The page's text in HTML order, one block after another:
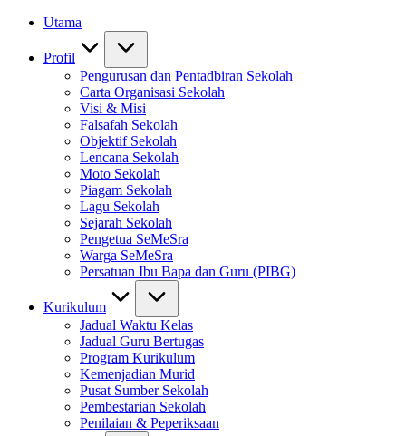
Utama
Profil
Pengurusan dan Pentadbiran Sekolah
Carta Organisasi Sekolah
Visi & Misi
Falsafah Sekolah
Objektif Sekolah
Lencana Sekolah
Moto Sekolah
Piagam Sekolah
Lagu Sekolah
Sejarah Sekolah
Pengetua SeMeSra
Warga SeMeSra
Persatuan Ibu Bapa dan Guru (PIBG)
Kurikulum
Jadual Waktu Kelas
Jadual Guru Bertugas
Program Kurikulum
Kemenjadian Murid
Pusat Sumber Sekolah
Pembestarian Sekolah
Penilaian & Peperiksaan